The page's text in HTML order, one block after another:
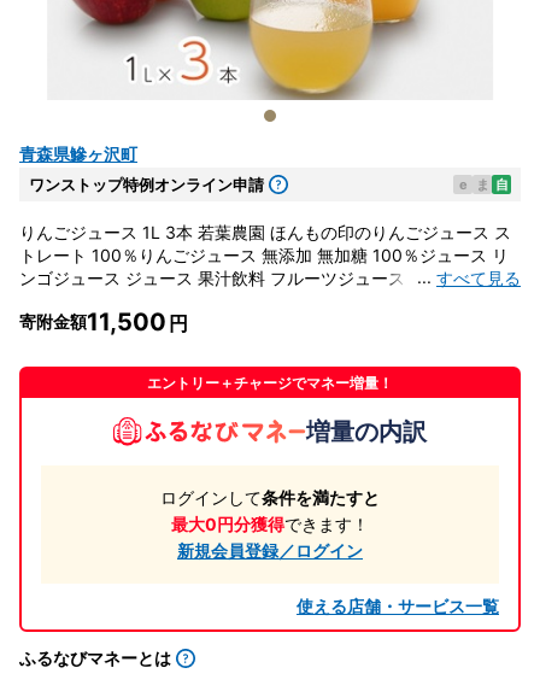
青森県鰺ヶ沢町
ワンストップ特例オンライン申請 e ま 自
りんごジュース 1L 3本 若葉農園 ほんもの印のりんごジュース ス
トレート 100％りんごジュース 無添加 無加糖 100％ジュース リ
ンゴジュース ジュース 果汁飲料 フルーツジュース 飲み物 ドリン
... すべて見る
寄附金額11,500
エントリー＋チャージでマネー増量！
増量の内訳
ログインして条件を満たすと
最大0円分獲得できます！
新規会員登録／ログイン
使える店舗・サービス一覧
ふるなびマネーとは